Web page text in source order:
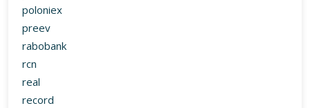
poloniex
preev
rabobank
rcn
real
record